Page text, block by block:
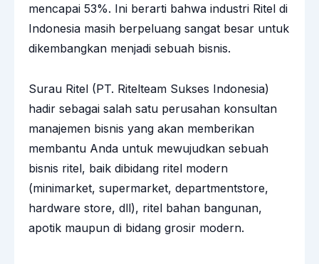
mencapai 53%. Ini berarti bahwa industri Ritel di
Indonesia masih berpeluang sangat besar untuk
dikembangkan menjadi sebuah bisnis.
Surau Ritel (PT. Ritelteam Sukses Indonesia)
hadir sebagai salah satu perusahan konsultan
manajemen bisnis yang akan memberikan
membantu Anda untuk mewujudkan sebuah
bisnis ritel, baik dibidang ritel modern
(minimarket, supermarket, departmentstore,
hardware store, dll), ritel bahan bangunan,
apotik maupun di bidang grosir modern.